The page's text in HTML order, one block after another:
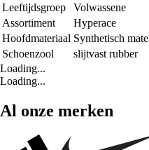
Leeftijdsgroep
Volwassene
Assortiment
Hyperace
Hoofdmateriaal Synthetisch
Schoenzool
slijtvast rubber
Loading...
Loading...
Al onze merken